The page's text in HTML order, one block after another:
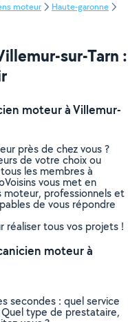
moteur
Haute-garonne
sur-Tarn :
moteur à Villemur-
près de chez vous ?
de votre choix ou
les membres à
vous met en
moteur, professionnels et
de vous répondre
réaliser tous vos projets !
moteur à
secondes : quel service
type de prestataire,